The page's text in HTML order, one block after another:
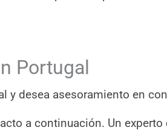
Portugal
y desea asesoramiento en
a continuación. Un